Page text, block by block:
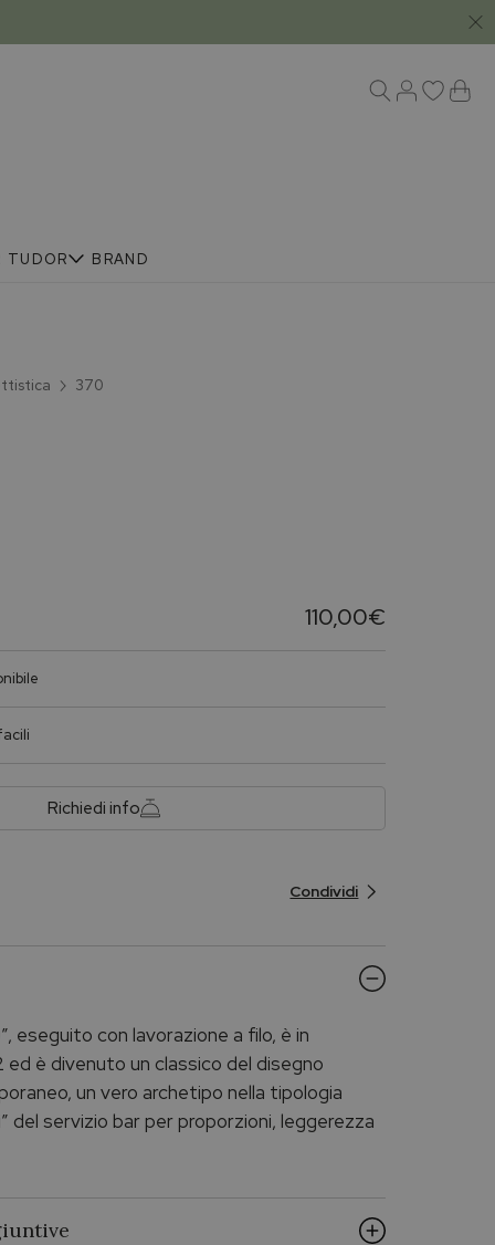
TUDOR BRAND
370
110,00€
Richiedi info
Condividi
eseguito con lavorazione a filo, è in
ed è divenuto un classico del disegno
un vero archetipo nella tipologia
del servizio bar per proporzioni, leggerezza